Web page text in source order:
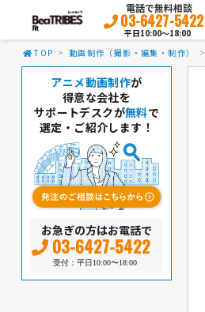
電話で無料相談
03-6427-5422
平日10:00〜18:00
TOP 動画制作（撮影・編集・制作）
アニメ動画制作が
得意な会社を
サポートデスクが無料で
選定・ご紹介します！
お急ぎの方はお電話で
03-6427-5422
受付：平日10:00〜18:00